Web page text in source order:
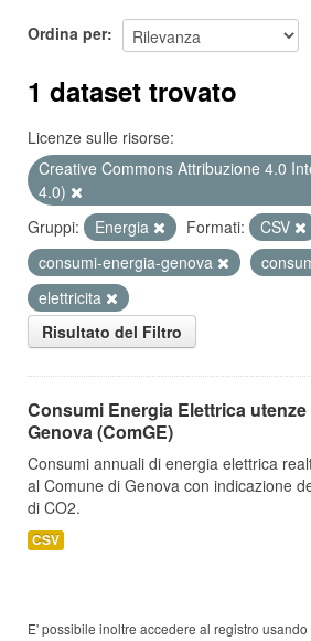
Ordina per
1 dataset trovato
Licenze sulle risorse:
Creative Commons Attribuzione 4.0
4.0)
Gruppi:
Energia Formati: CSV
consumi-energia-genova
elettricita
Risultato del Filtro
Consumi Energia Elettrica
Genova (ComGE)
Consumi annuali di energia elettrica
al Comune di Genova con indicazione
di CO2.
CSV
E' possibile inoltre accedere al registro usando